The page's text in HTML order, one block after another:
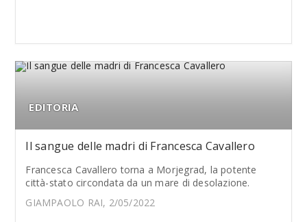
EDITORIA
Il sangue delle madri di Francesca Cavallero
Francesca Cavallero torna a Morjegrad, la potente
città-stato circondata da un mare di desolazione.
GIAMPAOLO RAI, 2/05/2022